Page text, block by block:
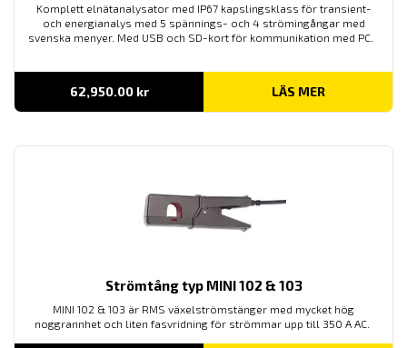
Komplett elnätanalysator med IP67 kapslingsklass för transient-
och energianalys med 5 spännings- och 4 strömingångar med
svenska menyer. Med USB och SD-kort för kommunikation med PC.
62,950.00 kr LÄS MER
Strömtång typ MINI 102 & 103
MINI 102 & 103 är RMS växelströmstänger med mycket hög
noggrannhet och liten fasvridning för strömmar upp till 350 A AC.